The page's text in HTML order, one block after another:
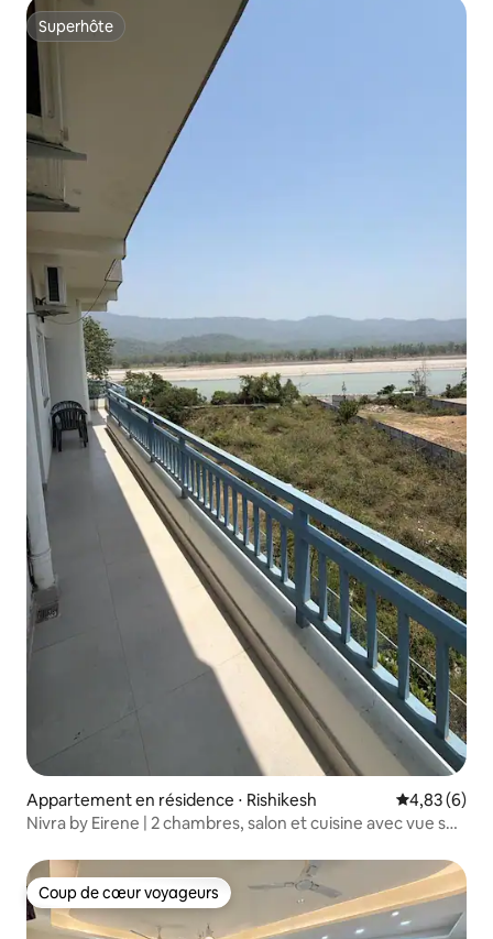
Superhôte
Superhôte
Appartement en résidence ⋅ Rishikesh Évaluation
4,83 (6)
Nivra by Eirene | 2 chambres, salon et cuisine avec vue sur
Coup de cœur voyageurs
Coup de cœur voyageurs